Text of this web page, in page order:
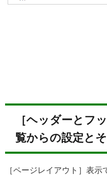
［ヘッダーとフ
覧からの設定と
［ページレイアウト］表